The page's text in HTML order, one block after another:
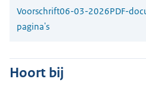
Voorschrift06-03-2026PDF-
pagina's
Hoort bij